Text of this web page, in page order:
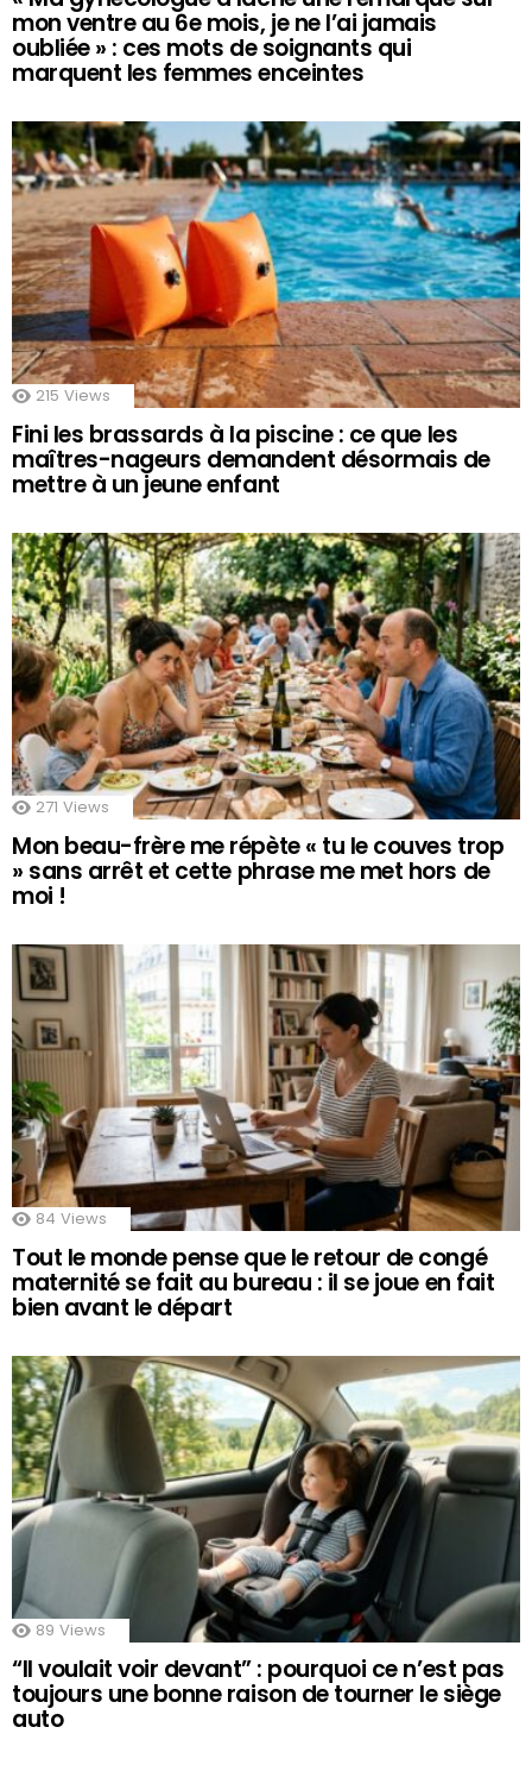
mon ventre au 6e mois, je ne l’ai jamais
oubliée » : ces mots de soignants qui
marquent les femmes enceintes
215 Views
Fini les brassards à la piscine : ce que les
maîtres-nageurs demandent désormais de
mettre à un jeune enfant
271 Views
Mon beau-frère me répète « tu le couves trop
» sans arrêt et cette phrase me met hors de
moi !
84 Views
Tout le monde pense que le retour de congé
maternité se fait au bureau : il se joue en fait
bien avant le départ
89 Views
“Il voulait voir devant” : pourquoi ce n’est pas
toujours une bonne raison de tourner le siège
auto